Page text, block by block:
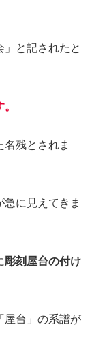
と記されたと
残とされま
に見えてきま
彫刻屋台の付け
屋台」の系譜が